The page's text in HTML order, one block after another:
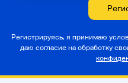
Регистрируясь, я принимаю
даю согласие на обработку